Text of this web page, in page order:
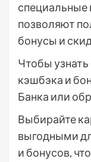
позволяют
бонусы и
Чтобы
кэшбэка и
Банка или
Выбирайте
выгодными
и бонусов,